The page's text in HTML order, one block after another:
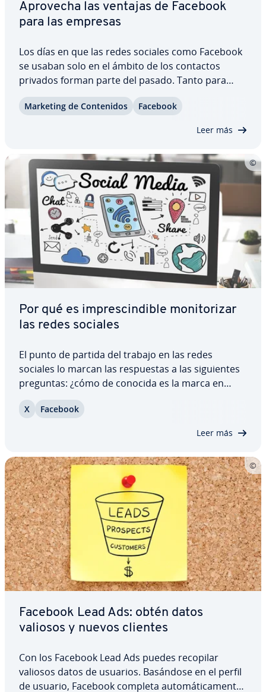
Aprovecha las ventajas de Facebook
para las empresas
Los días en que las redes sociales como Facebook
se usaban solo en el ámbito de los contactos
privados forman parte del pasado. Tanto para
artistas, partidos políticos o compañías, las redes
sociales son la forma ideal de co­mu­ni­car­se con
Marketing de Co­n­te­ni­dos Facebook
Leer más
Por qué es im­pre­s­ci­n­di­ble mo­ni­to­ri­zar
las redes sociales
El punto de partida del trabajo en las redes
sociales lo marcan las re­s­pue­s­tas a las si­guie­n­tes
preguntas: ¿cómo de conocida es la marca en
producto o la empresa y en qué contexto?, ¿en
X Facebook
Leer más
Facebook Lead Ads: obtén datos
valiosos y nuevos clientes
Con los Facebook Lead Ads puedes recopilar
valiosos datos de usuarios. Basándose en el perfil
de usuario, Facebook completa au­to­má­ti­ca­me­n­te